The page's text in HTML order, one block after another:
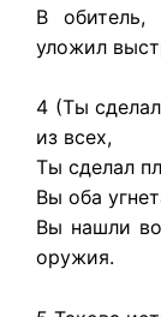
В обитель,
уложил
4 (Ты
из всех,
Ты сделал
Вы оба
Вы нашли
оружия.